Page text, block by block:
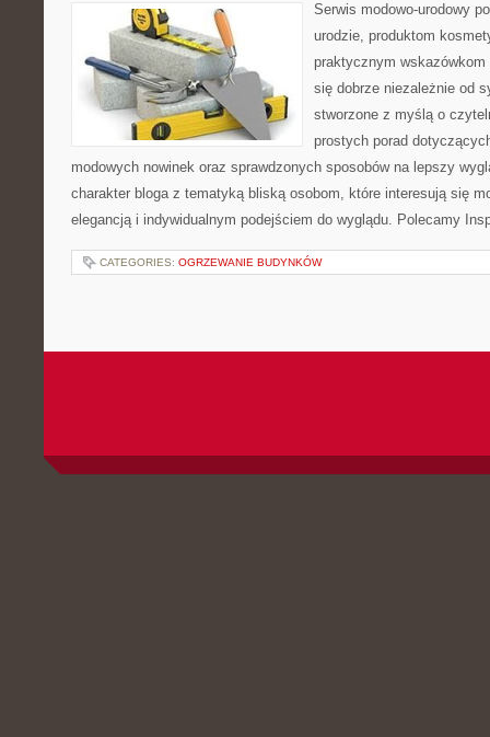
Serwis modowo-urodowy
urodzie, produktom
praktycznym
się dobrze niezależnie od
stworzone z myślą o
prostych porad
modowych nowinek oraz sprawdzonych sposobów na lepszy
charakter bloga z tematyką bliską osobom, które interesują się
elegancją i indywidualnym podejściem do wyglądu. Polecamy
CATEGORIES: OGRZEWANIE BUDYNKÓW